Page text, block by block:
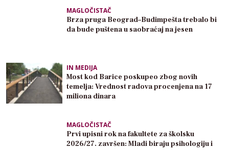
MAGLOČISTAČ
Brza pruga Beograd–Budimpešta trebalo bi
da bude puštena u saobraćaj na jesen
IN MEDIJA
Most kod Barice poskupeo zbog novih
temelja: Vrednost radova procenjena na 17
miliona dinara
MAGLOČISTAČ
Prvi upisni rok na fakultete za školsku
2026/27. završen: Mladi biraju psihologiju i